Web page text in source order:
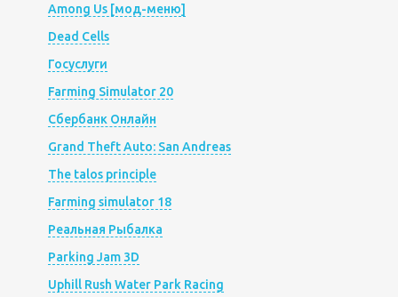
Among Us [мод-меню]
Dead Cells
Госуслуги
Farming Simulator 20
Сбербанк Онлайн
Grand Theft Auto: San Andreas
The talos principle
Farming simulator 18
Реальная Рыбалка
Parking Jam 3D
Uphill Rush Water Park Racing